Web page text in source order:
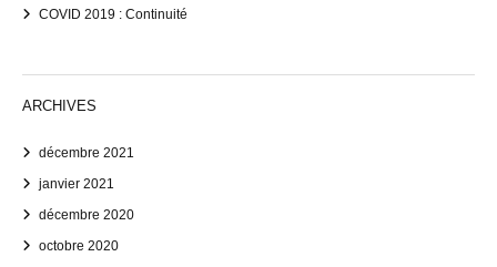
COVID 2019 : Continuité
ARCHIVES
décembre 2021
janvier 2021
décembre 2020
octobre 2020